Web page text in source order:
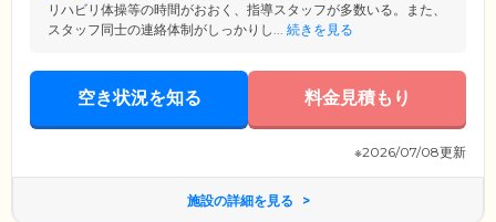
リハビリ体操等の時間がおおく、指導スタッフが多数いる。また、
スタッフ同士の連絡体制がしっかりし... 続きを見る
空き状況を知る 料金見積もり
※2026/07/08更新
施設の詳細を見る